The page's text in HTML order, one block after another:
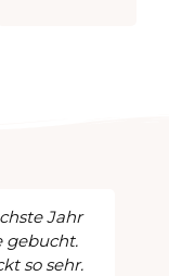
Jahr
gebucht.
so sehr.